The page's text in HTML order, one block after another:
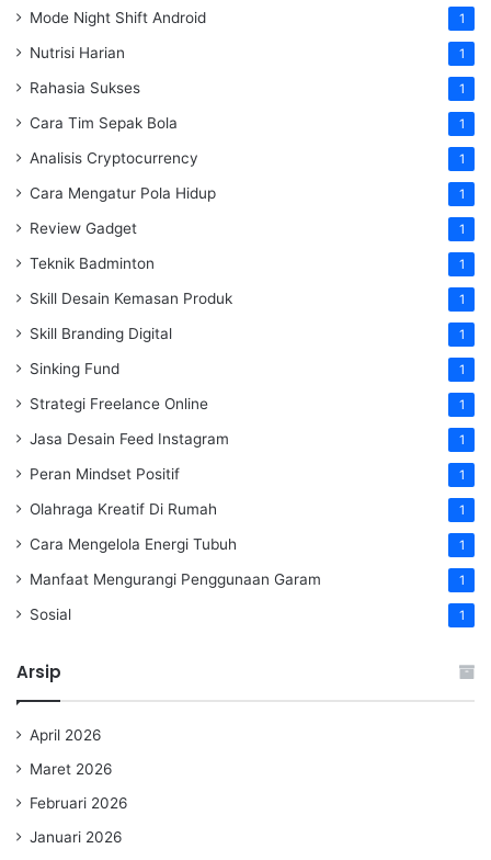
Mode Night Shift Android 1
Nutrisi Harian 1
Rahasia Sukses 1
Cara Tim Sepak Bola 1
Analisis Cryptocurrency 1
Cara Mengatur Pola Hidup 1
Review Gadget 1
Teknik Badminton 1
Skill Desain Kemasan Produk 1
Skill Branding Digital 1
Sinking Fund 1
Strategi Freelance Online 1
Jasa Desain Feed Instagram 1
Peran Mindset Positif 1
Olahraga Kreatif Di Rumah 1
Cara Mengelola Energi Tubuh 1
Manfaat Mengurangi Penggunaan Garam 1
Sosial 1
Arsip
April 2026
Maret 2026
Februari 2026
Januari 2026